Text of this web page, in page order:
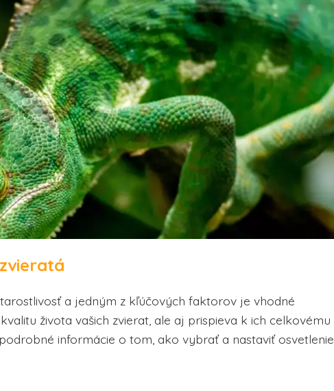
a jedným z kľúčových faktorov je vhodné
života vašich zvierat, ale aj prispieva k ich celkovému
informácie o tom, ako vybrať a nastaviť osvetlenie